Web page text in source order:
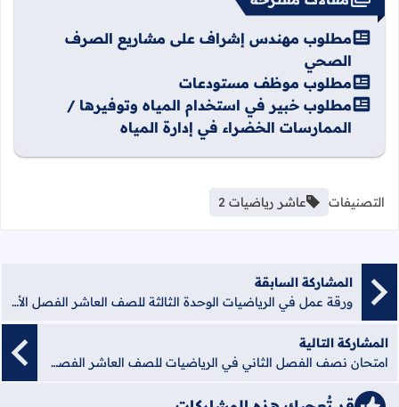
مطلوب مهندس إشراف على مشاريع الصرف
الصحي
مطلوب موظف مستودعات
مطلوب خبير في استخدام المياه وتوفيرها /
الممارسات الخضراء في إدارة المياه
التصنيفات عاشر رياضيات 2
المشاركة السابقة
ورقة عمل في الرياضيات الوحدة الثالثة للصف العاشر الفصل الأول
المشاركة التالية
امتحان نصف الفصل الثاني في الرياضيات للصف العاشر الفصل الثاني